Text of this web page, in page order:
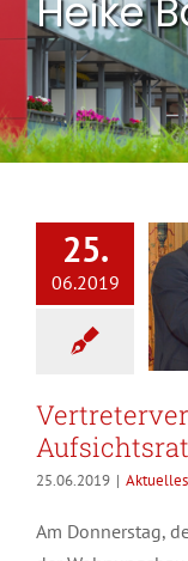
Heike
25.
06.2019
25.06.2019 | Aktuelles
Am Donnerstag,